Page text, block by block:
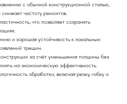
с обычной конструкционной сталью,
частоту ремонтов.
что позволяет сохранять
и хорошая устойчивость к локальным
трещин.
за счёт уменьшения толщины без
на экономическую эффективность.
обработки, включая резку, гибку и